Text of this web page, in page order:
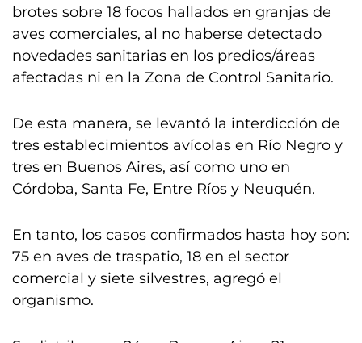
brotes sobre 18 focos hallados en granjas de
aves comerciales, al no haberse detectado
novedades sanitarias en los predios/áreas
afectadas ni en la Zona de Control Sanitario.
De esta manera, se levantó la interdicción de
tres establecimientos avícolas en Río Negro y
tres en Buenos Aires, así como uno en
Córdoba, Santa Fe, Entre Ríos y Neuquén.
En tanto, los casos confirmados hasta hoy son:
75 en aves de traspatio, 18 en el sector
comercial y siete silvestres, agregó el
organismo.